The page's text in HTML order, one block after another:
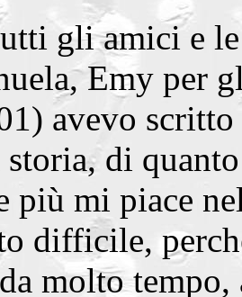
gli amici e
Emy per
avevo
storia, di
più mi piace
difficile,
molto